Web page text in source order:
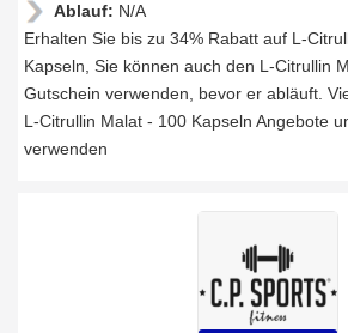
Ablauf: N/A
Erhalten Sie bis zu 34% Rabatt auf L-
Kapseln, Sie können auch den L-Citrullin
Gutschein verwenden, bevor er abläuft.
L-Citrullin Malat - 100 Kapseln Angebote
verwenden